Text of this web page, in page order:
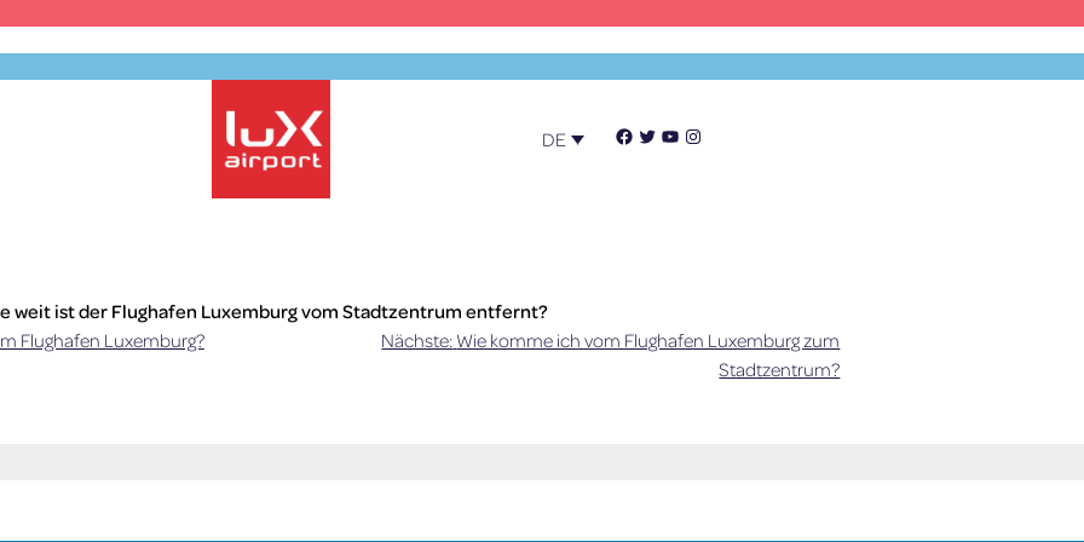
DE Facebook
Twitter
YouTube
Instagram
weit ist der Flughafen Luxemburg vom Stadtzentrum entfernt?
Hauptbahnhof Luxemburg ist 10 Kilometer vom Flughafen entfernt.
Flughafen Luxemburg? Nächste: Wie komme ich vom Flughafen Luxemburg zum
Stadtzentrum?